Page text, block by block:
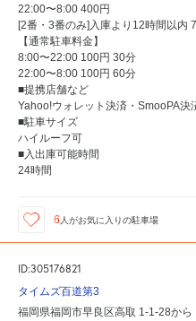
22:00〜8:00 400円
[2番・3番のみ]入庫より12時間以内
【通常駐車料金】
8:00〜22:00 100円 30分
22:00〜8:00 100円 60分
■提携店舗など
Yahoo!ウォレット決済・SmooPA決
■駐車サイズ
ハイルーフ可
■入出庫可能時間
24時間
6 人がお気に入りの駐車場
ID:305176821
タイムズ百道第3
福岡県福岡市早良区高取 1-1-28から